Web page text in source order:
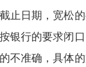
止日期，宽松
银行的要求闭
不准确，具体